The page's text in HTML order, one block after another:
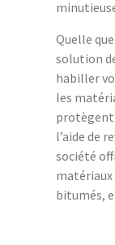
Quelle
solution
habiller
les
protègent
l’aide de
société
matériaux
bitumés,